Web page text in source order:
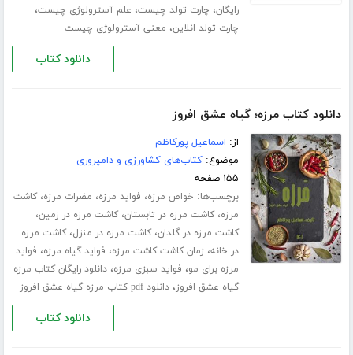
رایگان، چارت تولد چیست، علم آسترولوژی چیست،
چارت تولد انلاین، معنی آسترولوژی چیست
دانلود کتاب
دانلود کتاب مرزه؛ گیاه عشق افروز
از: اسماعیل پورکاظم
موضوع:کتاب‌های کشاورزی و دامپروری
۱۵۵ صفحه
برچسب‌ها: خواص مرزه، فواید مرزه، مضرات مرزه،کاشت
مرزه،کاشت مرزه در تابستان،کاشت مرزه در زمین،
کاشت مرزه در گلدان،کاشت مرزه در منزل،کاشت مرزه
در خانه، زمان کاشت کاشت مرزه، فواید گیاه مرزه، فواید
مرزه برای مو، فواید سبزی مرزه،دانلود رایگان کتاب مرزه
گیاه عشق افروز،دانلود pdf کتاب مرزه گیاه عشق افروز
دانلود کتاب